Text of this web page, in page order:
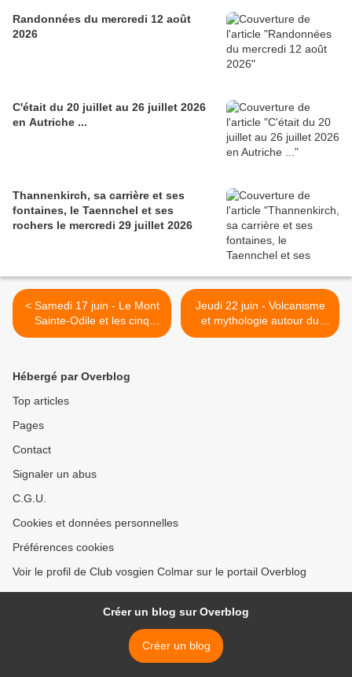
Randonnées du mercredi 12 août
2026
C'était du 20 juillet au 26 juillet 2026
en Autriche ...
Thannenkirch, sa carrière et ses
fontaines, le Taennchel et ses
rochers le mercredi 29 juillet 2026
< Samedi 17 juin - Le Mont
Sainte-Odile et les cinq
châteaux, en itinéraire
Jeudi 22 juin - Volcanisme
et mythologie autour du
Petit-Ballon, en itinéraire
Hébergé par Overblog
Top articles
Pages
Contact
Signaler un abus
C.G.U.
Cookies et données personnelles
Préférences cookies
Voir le profil de Club vosgien Colmar sur le portail Overblog
Créer un blog sur Overblog
Créer un blog